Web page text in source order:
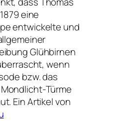
eine
entwickelte und
Glühbirnen
wenn
bzw. das
Türme
Ein Artikel von